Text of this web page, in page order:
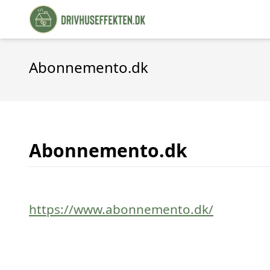
Abonnemento.dk
Abonnemento.dk
https://www.abonnemento.dk/